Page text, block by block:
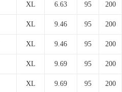
XL 6.63 95 200
XL 9.46 95 200
XL 9.46 95 200
XL 9.69 95 200
XL 9.69 95 200